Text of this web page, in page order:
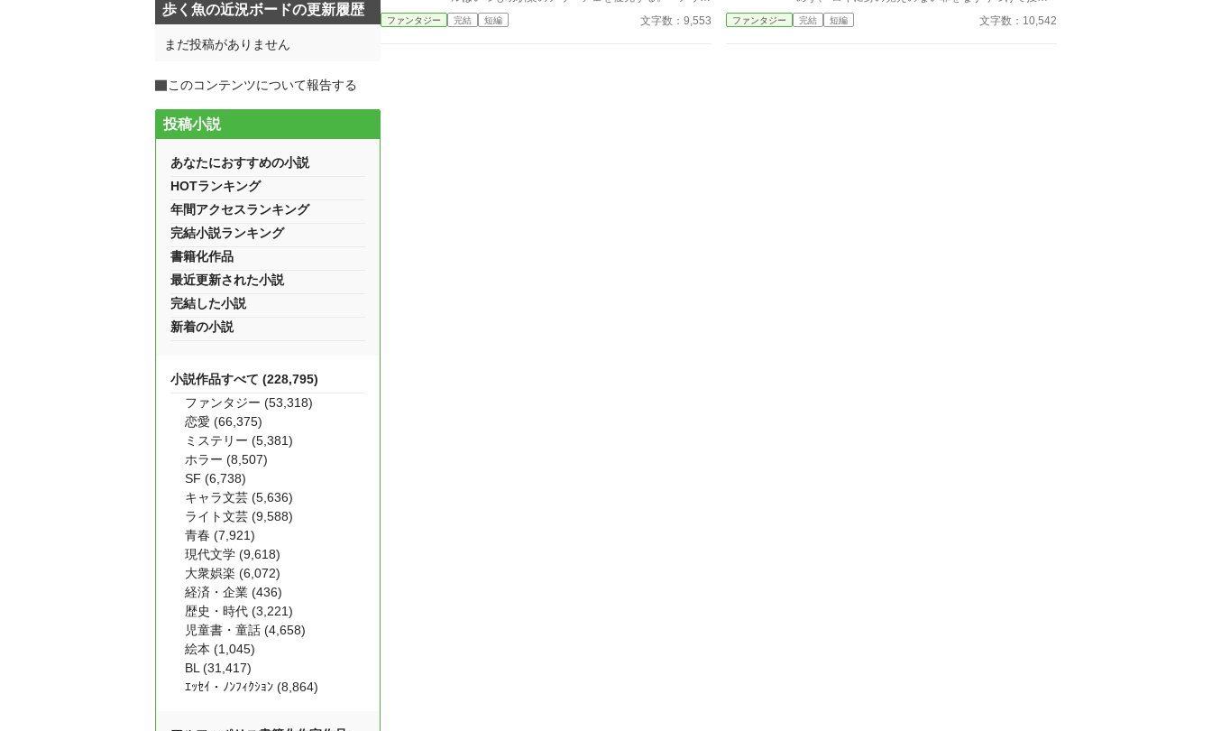
チェは体が弱いんだ、お前とは違う」——その言葉を
百回聞いた日、ルチアは微笑んで離縁届に署名した。
ファンタジー 完結 短編 文字数：9,553
してしまう。 国民たちもその罪を信じ勇者を迫害し
た。 そして、処刑場される間際、勇者は驚きの発言
ファンタジー 完結 短編 文字数：10,542
歩く魚の近況ボードの更新履歴
まだ投稿がありません
このコンテンツについて報告する
投稿小説
あなたにおすすめの小説
HOTランキング
年間アクセスランキング
完結小説ランキング
書籍化作品
最近更新された小説
完結した小説
新着の小説
小説作品すべて (228,795)
ファンタジー (53,318)
恋愛 (66,375)
ミステリー (5,381)
ホラー (8,507)
SF (6,738)
キャラ文芸 (5,636)
ライト文芸 (9,588)
青春 (7,921)
現代文学 (9,618)
大衆娯楽 (6,072)
経済・企業 (436)
歴史・時代 (3,221)
児童書・童話 (4,658)
絵本 (1,045)
BL (31,417)
ｴｯｾｲ・ﾉﾝﾌｨｸｼｮﾝ (8,864)